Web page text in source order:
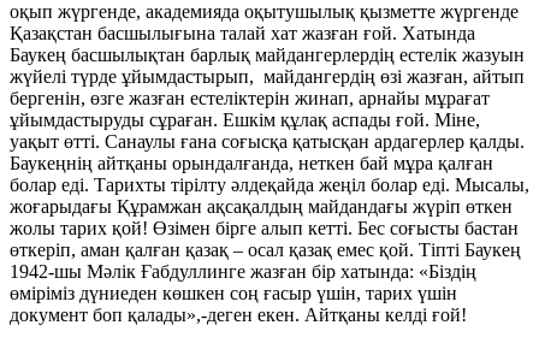
оқып жүргенде, академияда оқытушылық қызметте жүргенде
Қазақстан басшылығына талай хат жазған ғой. Хатында
Баукең басшылықтан барлық майдангерлердің естелік жазуын
жүйелі түрде ұйымдастырып, майдангердің өзі жазған, айтып
бергенін, өзге жазған естеліктерін жинап, арнайы мұрағат
ұйымдастыруды сұраған. Ешкім құлақ аспады ғой. Міне,
уақыт өтті. Санаулы ғана соғысқа қатысқан ардагерлер қалды.
Баукеңнің айтқаны орындалғанда, неткен бай мұра қалған
болар еді. Тарихты тірілту әлдеқайда жеңіл болар еді. Мысалы,
жоғарыдағы Құрамжан ақсақалдың майдандағы жүріп өткен
жолы тарих қой! Өзімен бірге алып кетті. Бес соғысты бастан
өткеріп, аман қалған қазақ – осал қазақ емес қой. Тіпті Баукең
1942-шы Мәлік Ғабдуллинге жазған бір хатында: «Біздің
өміріміз дүниеден көшкен соң ғасыр үшін, тарих үшін
документ боп қалады»,-деген екен. Айтқаны келді ғой!